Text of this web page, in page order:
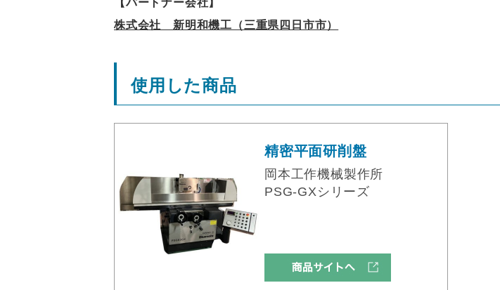
【パートナー会社】
株式会社 新明和機工（三重県四日市市）
使用した商品
精密平面研削盤
岡本工作機械製作所
PSG-GXシリーズ